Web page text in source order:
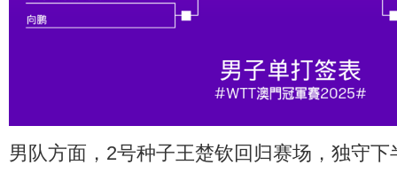
男队方面，2号种子王楚钦回归赛场，独守